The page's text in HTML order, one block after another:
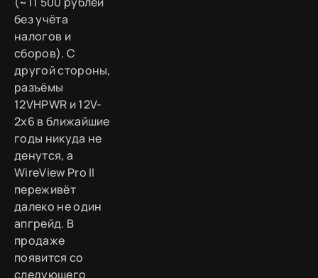
без учёта
налогов и
сборов). С
другой стороны,
разъёмы
12VHPWR и 12V-
2x6 в ближайшие
годы никуда не
денутся, а
WireView Pro II
переживёт
далеко не один
апгрейд. В
продаже
появится со
следующего